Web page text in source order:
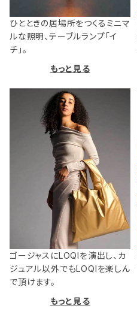
ひとときの居場所をつくるミニマ
ルな照明、テーブルランプ「イ
チ」。
もっと見る
ゴージャスにLOQIを演出し、カ
ジュアル以外でもLOQIを楽しん
で頂けます。
もっと見る